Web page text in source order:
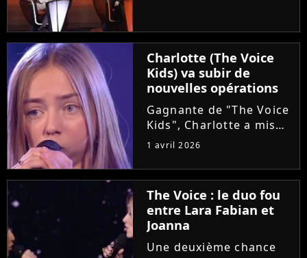
accueillera un coach
supplémentaire pour ce
qui est annoncé comme
"une première...
Charlotte (The Voice
Kids) va subir de
nouvelles opérations
Gagnante de "The Voice
Kids", Charlotte a mis
en lumière son combat
infantile. Alors qu'elle
démarre une tournée
avec l'association The
Kids Harmony, la
chanteuse...
1 avril 2026
The Voice : le duo fou
entre Lara Fabian et
Joanna
Une deuxième chance